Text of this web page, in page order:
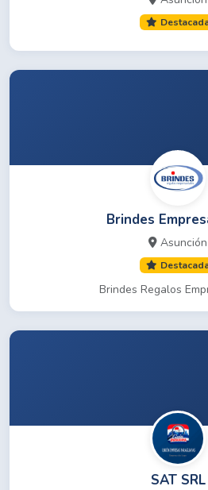
Brindes
Asunción
Brindes Regalos
SAT SRL